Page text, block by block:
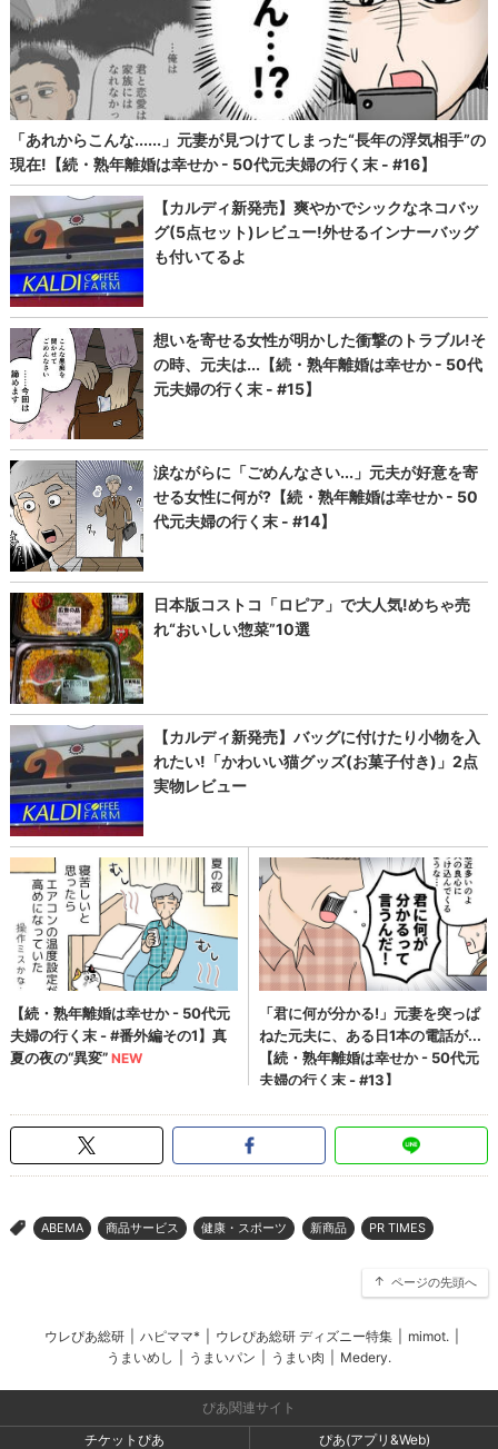
> ABEMA 商品サービス 健康・スポーツ 新商品 PR TIMES
ページの先頭へ
ウレぴあ総研 ハピママ* ウレぴあ総研 ディズニー特集 mimot.
うまいめし
うまいパン うまい肉 Medery.
ぴあ関連サイト
チケットぴあ
ぴあ(アプリ&Web)